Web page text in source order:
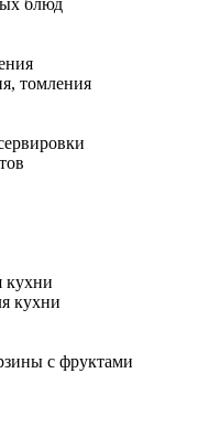
блюд
томления
кухни
кухни
с фруктами